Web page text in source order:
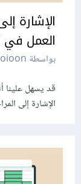
الإشارة
العمل في VBA Excel
بواسطة Siba Abo Aloioon، في
الإشارة إلى